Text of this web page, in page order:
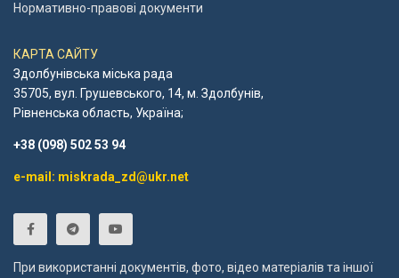
Нормативно-правові документи
КАРТА САЙТУ
Здолбунівська міська рада
35705, вул. Грушевського, 14, м. Здолбунів,
Рівненська область, Україна;
+38 (098) 502 53 94
e-mail: miskrada_zd@ukr.net
При використанні документів, фото, відео матеріалів та іншої